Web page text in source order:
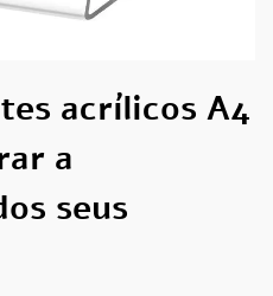
acrílicos A4
a
seus